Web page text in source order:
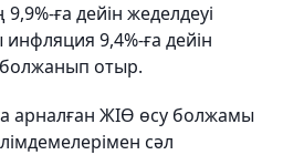
ға дейін жеделдеуі
9,4%-ға дейін
отыр.
арналған ЖІӨ өсу болжамы
сәл